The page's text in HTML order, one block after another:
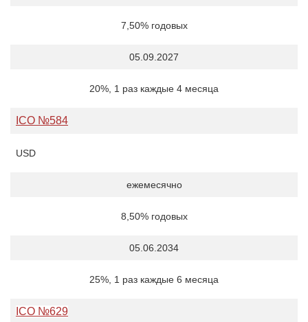
7,50% годовых
05.09.2027
20%, 1 раз каждые 4 месяца
ICO №584
USD
ежемесячно
8,50% годовых
05.06.2034
25%, 1 раз каждые 6 месяца
ICO №629